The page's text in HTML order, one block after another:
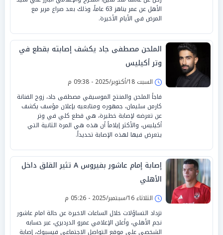
الأهل عن عمر يناهز 63 عاماً، وذلك بعد صراع مرير مع
المرض في الأيام الأخيرة.
الملحن مصطفى جاد يكشف إصابته بقطع في
وتر أكيليس
السبت 18/أكتوبر/2025 - 09:38 م
فاجأ الملحن والمنتج الموسيقي مصطفى جاد، زوج الفنانة
كارمن سليمان، جمهوره ومتابعيه بإعلان مؤسف يكشف
عن تعرضه لإصابة خطيرة، هي قطع كلي في وتر
أكيليس، والأكثر إيلاماً أن هذه هي المرة الثانية التي
يتعرض فيها لهذه الإصابة تحديداً.
إصابة إمام عاشور بفيروس A تثير القلق داخل
الأهلي
الثلاثاء 16/سبتمبر/2025 - 05:26 م
تزداد التساؤلات خلال الساعات الاخيرة عن حالة امام عاشور
نجم الأهلي، وأعلن الإعلامي عمرو الدرديري، عبر حسابه
الشخصي على موقع التواصل الاجتماعي فيسبوك، إصابة